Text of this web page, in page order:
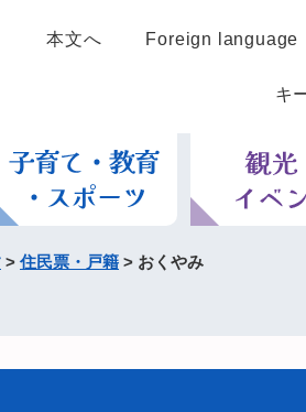
本文へ Foreign language
キ
> 住民票・戸籍 > おくやみ